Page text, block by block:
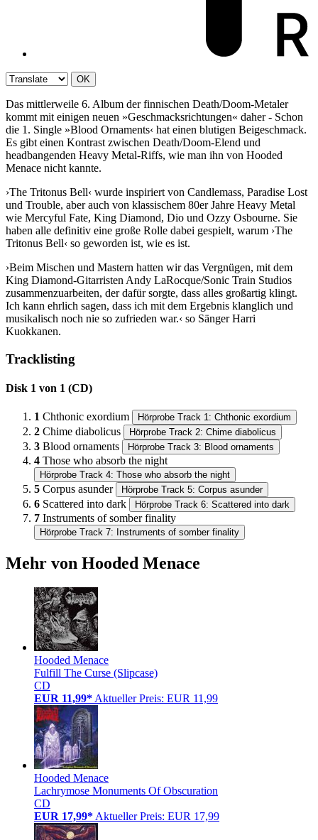
OK
Das mittlerweile 6. Album der finnischen Death/Doom-Metaler
kommt mit einigen neuen »Geschmacksrichtungen« daher - Schon
die 1. Single »Blood Ornaments‹ hat einen blutigen Beigeschmack.
Es gibt einen Kontrast zwischen Death/Doom-Elend und
headbangenden Heavy Metal-Riffs, wie man ihn von Hooded
Menace nicht kannte.
›The Tritonus Bell‹ wurde inspiriert von Candlemass, Paradise Lost
und Trouble, aber auch von klassischem 80er Jahre Heavy Metal
wie Mercyful Fate, King Diamond, Dio und Ozzy Osbourne. Sie
haben alle definitiv eine große Rolle dabei gespielt, warum ›The
Tritonus Bell‹ so geworden ist, wie es ist.
›Beim Mischen und Mastern hatten wir das Vergnügen, mit dem
King Diamond-Gitarristen Andy LaRocque/Sonic Train Studios
zusammenzuarbeiten, der dafür sorgte, dass alles großartig klingt.
Ich kann ehrlich sagen, dass ich mit dem Ergebnis klanglich und
musikalisch noch nie so zufrieden war.‹ so Sänger Harri
Kuokkanen.
Tracklisting
Disk 1 von 1 (CD)
1 Chthonic exordium Hörprobe Track 1: Chthonic exordium
2 Chime diabolicus Hörprobe Track 2: Chime diabolicus
3 Blood ornaments Hörprobe Track 3: Blood ornaments
4 Those who absorb the night
Hörprobe Track 4: Those who absorb the night
5 Corpus asunder Hörprobe Track 5: Corpus asunder
6 Scattered into dark Hörprobe Track 6: Scattered into dark
7 Instruments of somber finality
Hörprobe Track 7: Instruments of somber finality
Mehr von Hooded Menace
Hooded Menace
Fulfill The Curse (Slipcase)
CD
EUR 11,99* Aktueller Preis: EUR 11,99
Hooded Menace
Lachrymose Monuments Of Obscuration
CD
EUR 17,99* Aktueller Preis: EUR 17,99